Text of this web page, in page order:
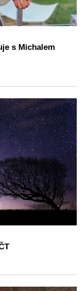
s Michalem